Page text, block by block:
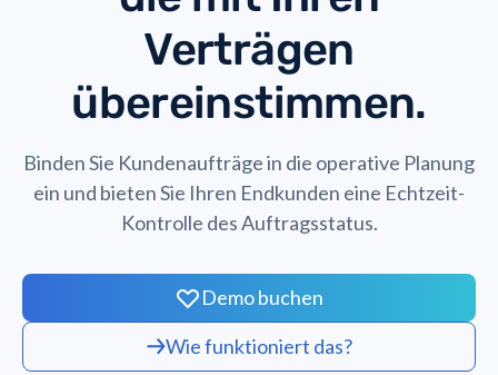
Verträgen
übereinstimmen.
Binden Sie Kundenaufträge in die operative Planung
ein und bieten Sie Ihren Endkunden eine Echtzeit-
Kontrolle des Auftragsstatus.
Demo buchen
Wie funktioniert das?